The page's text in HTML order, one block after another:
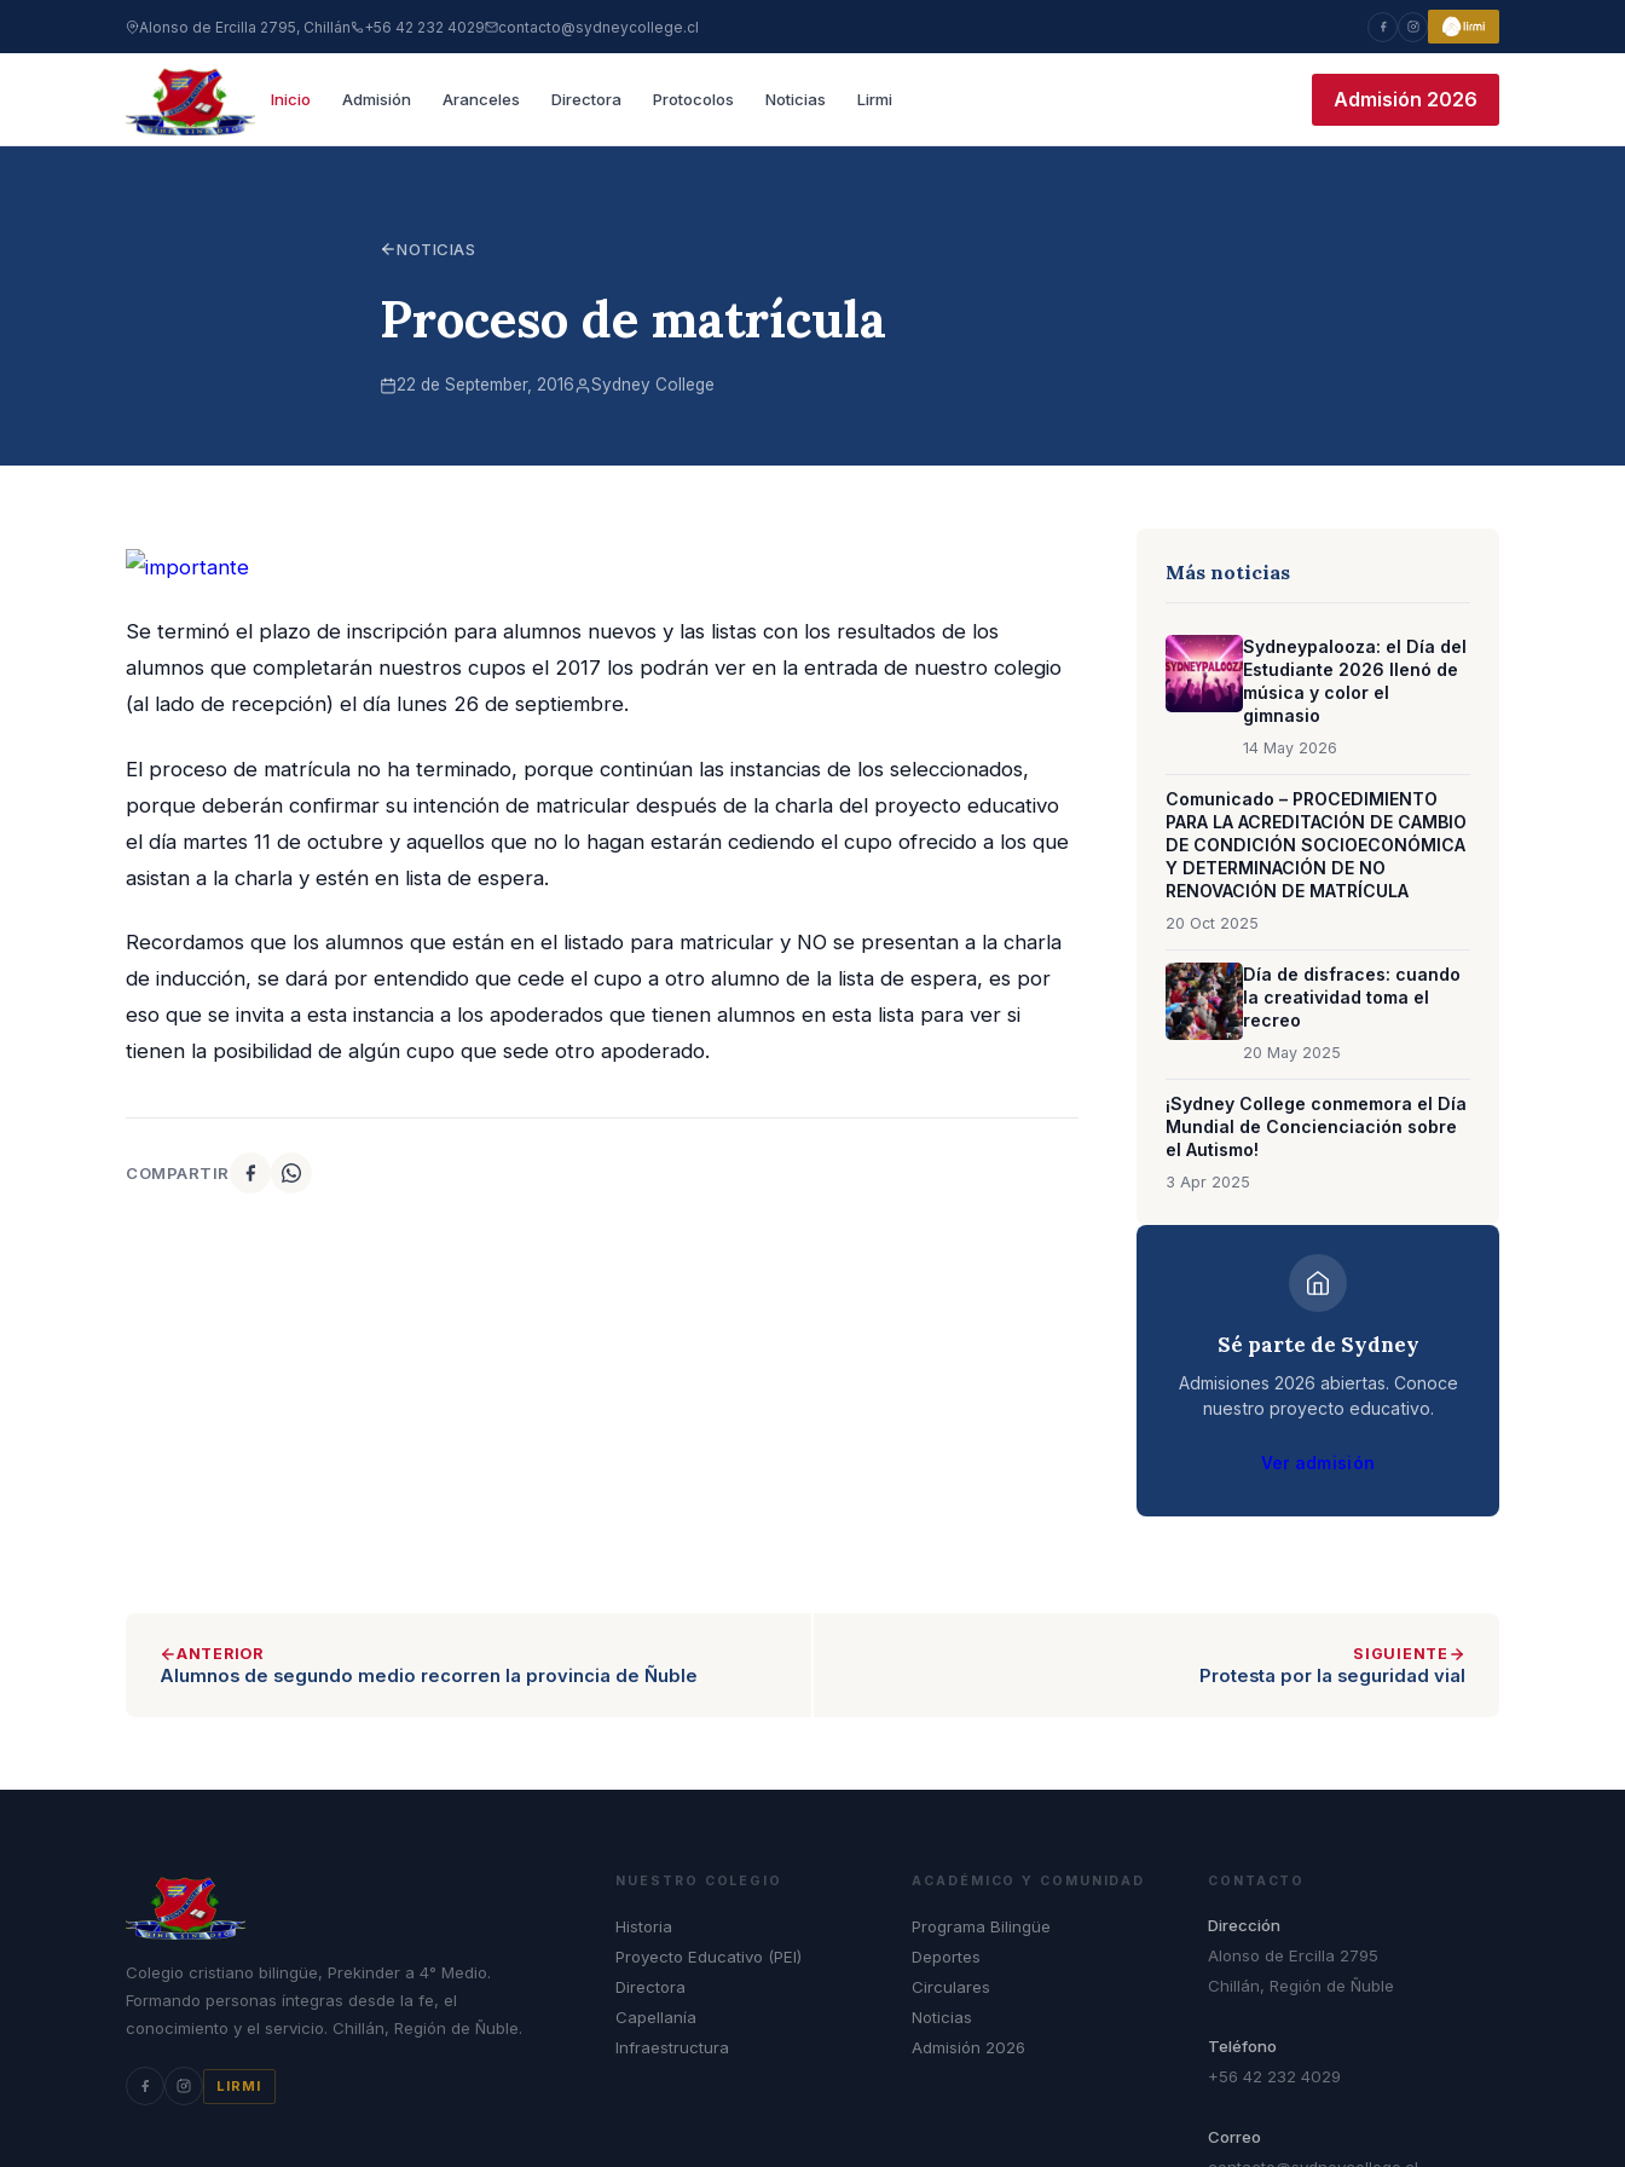
Alonso de Ercilla 2795, Chillán +56 42 232 4029 contacto@sydneycollege.cl
Inicio Admisión Aranceles Directora Protocolos Noticias Lirmi Admisión 2026
NOTICIAS
Proceso de matrícula
22 de September, 2016 Sydney College
Se terminó el plazo de inscripción para alumnos nuevos y las listas con los resultados de los
alumnos que completarán nuestros cupos el 2017 los podrán ver en la entrada de nuestro colegio
(al lado de recepción) el día lunes 26 de septiembre.
El proceso de matrícula no ha terminado, porque continúan las instancias de los seleccionados,
porque deberán confirmar su intención de matricular después de la charla del proyecto educativo
el día martes 11 de octubre y aquellos que no lo hagan estarán cediendo el cupo ofrecido a los que
asistan a la charla y estén en lista de espera.
Recordamos que los alumnos que están en el listado para matricular y NO se presentan a la charla
de inducción, se dará por entendido que cede el cupo a otro alumno de la lista de espera, es por
eso que se invita a esta instancia a los apoderados que tienen alumnos en esta lista para ver si
tienen la posibilidad de algún cupo que sede otro apoderado.
COMPARTIR
Más noticias
Sydneypalooza: el Día del
Estudiante 2026 llenó de
música y color el
gimnasio
14 May 2026
Comunicado – PROCEDIMIENTO
PARA LA ACREDITACIÓN DE CAMBIO
DE CONDICIÓN SOCIOECONÓMICA
Y DETERMINACIÓN DE NO
RENOVACIÓN DE MATRÍCULA
20 Oct 2025
Día de disfraces: cuando
la creatividad toma el
recreo
20 May 2025
¡Sydney College conmemora el Día
Mundial de Concienciación sobre
el Autismo!
3 Apr 2025
Sé parte de Sydney
Admisiones 2026 abiertas. Conoce
nuestro proyecto educativo.
Ver admisión
ANTERIOR
Alumnos de segundo medio recorren la provincia de Ñuble
SIGUIENTE
Protesta por la seguridad vial
Colegio cristiano bilingüe, Prekinder a 4° Medio.
Formando personas íntegras desde la fe, el
conocimiento y el servicio. Chillán, Región de Ñuble.
LIRMI
NUESTRO COLEGIO
Historia
Proyecto Educativo (PEI)
Directora
Capellanía
Infraestructura
ACADÉMICO Y COMUNIDAD
Programa Bilingüe
Deportes
Circulares
Noticias
Admisión 2026
CONTACTO
Dirección
Alonso de Ercilla 2795
Chillán, Región de Ñuble
Teléfono
+56 42 232 4029
Correo